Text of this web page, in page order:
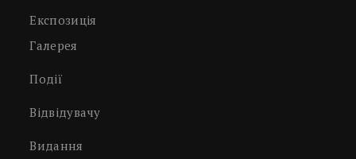
Експозиція
Галерея
Події
Відвідувачу
Видання